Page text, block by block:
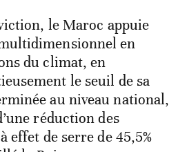
le Maroc appuie
en
du climat, en
le seuil de sa
au niveau national,
réduction des
effet de serre de 45,5%